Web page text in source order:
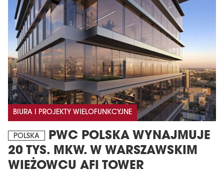
BIURA I PROJEKTY WIELOFUNKCYJNE
POLSKA
PWC POLSKA WYNAJMUJE
20 TYS. MKW. W WARSZAWSKIM
WIEŻOWCU AFI TOWER